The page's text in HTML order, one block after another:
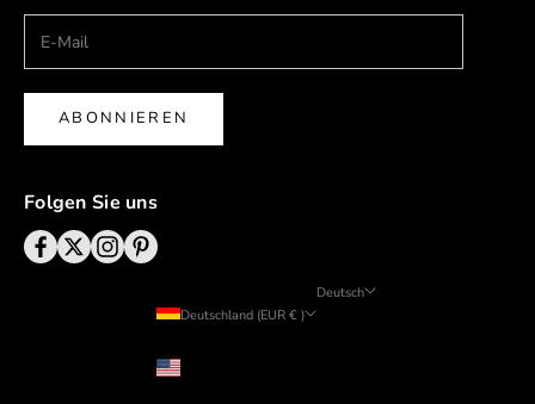
ABONNIEREN
Folgen Sie uns
Deutschland (EUR € )
Deutsch